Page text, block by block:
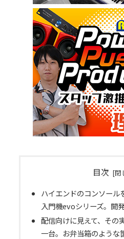
目次
ハイエンドのコンソール
入門機evoシリーズ。開
配信向けに見えて、その
一台。お弁当箱のような